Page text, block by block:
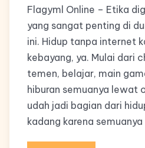
Flagyml Online – Etika
yang sangat penting di
ini. Hidup tanpa internet
kebayang, ya. Mulai dari
temen, belajar, main
hiburan semuanya lewat
udah jadi bagian dari
kadang karena